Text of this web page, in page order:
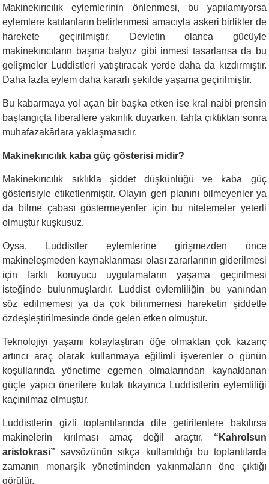
Makinekırıcılık eylemlerinin önlenmesi, bu yapılamıyorsa
eylemlere katılanların belirlenmesi amacıyla askeri birlikler de
harekete geçirilmiştir. Devletin olanca gücüyle
makinekırıcıların başına balyoz gibi inmesi tasarlansa da bu
gelişmeler Luddistleri yatıştıracak yerde daha da kızdırmıştır.
Daha fazla eylem daha kararlı şekilde yaşama geçirilmiştir.
Bu kabarmaya yol açan bir başka etken ise kral naibi prensin
başlangıçta liberallere yakınlık duyarken, tahta çıktıktan sonra
muhafazakârlara yaklaşmasıdır.
Makinekırıcılık kaba güç gösterisi midir?
Makinekırıcılık sıklıkla şiddet düşkünlüğü ve kaba güç
gösterisiyle etiketlenmiştir. Olayın geri planını bilmeyenler ya
da bilme çabası göstermeyenler için bu nitelemeler yeterli
olmuştur kuşkusuz.
Oysa, Luddistler eylemlerine girişmezden önce
makineleşmeden kaynaklanması olası zararlarının giderilmesi
için farklı koruyucu uygulamaların yaşama geçirilmesi
isteğinde bulunmuşlardır. Luddist eylemliliğin bu yanından
söz edilmemesi ya da çok bilinmemesi hareketin şiddetle
özdeşleştirilmesinde önde gelen etken olmuştur.
Teknolojiyi yaşamı kolaylaştıran öğe olmaktan çok kazanç
artırıcı araç olarak kullanmaya eğilimli işverenler o günün
koşullarında yönetime egemen olmalarından kaynaklanan
güçle yapıcı önerilere kulak tıkayınca Luddistlerin eylemliliği
kaçınılmaz olmuştur.
Luddistlerin gizli toplantılarında dile getirilenlere bakılırsa
makinelerin kırılması amaç değil araçtır. “Kahrolsun
aristokrasi” savsözünün sıkça kullanıldığı bu toplantılarda
zamanın monarşik yönetiminden yakınmaların öne çıktığı
görülür.